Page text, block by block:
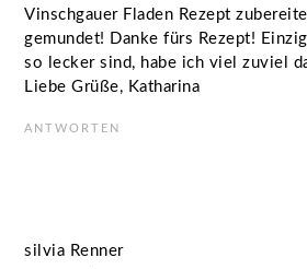
Vinschgauer Fladen Rezept
gemundet! Danke fürs Rezept!
so lecker sind, habe ich viel zuviel
Liebe Grüße, Katharina
ANTWORTEN
silvia Renner